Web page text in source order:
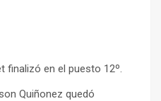
finalizó en el puesto 12º.
Quiñonez quedó